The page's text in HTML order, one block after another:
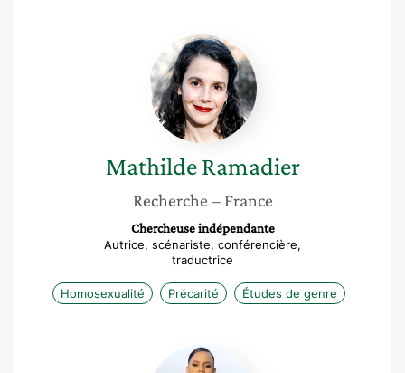
Mathilde
Ramadier
Mathilde Ramadier
Recherche – France
Chercheuse indépendante
Autrice, scénariste, conférencière,
traductrice
Homosexualité Précarité Études de genre
Fatou